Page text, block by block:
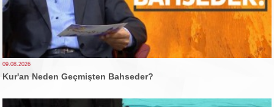
09.08.2026
Kur'an Neden Geçmişten Bahseder?